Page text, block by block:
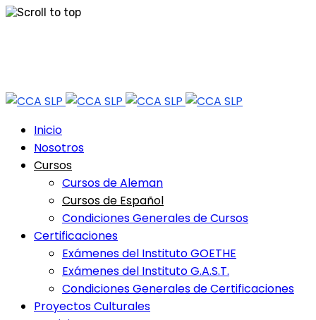
Inicio
Nosotros
Cursos
Cursos de Aleman
Cursos de Español
Condiciones Generales de Cursos
Certificaciones
Exámenes del Instituto GOETHE
Exámenes del Instituto G.A.S.T.
Condiciones Generales de Certificaciones
Proyectos Culturales